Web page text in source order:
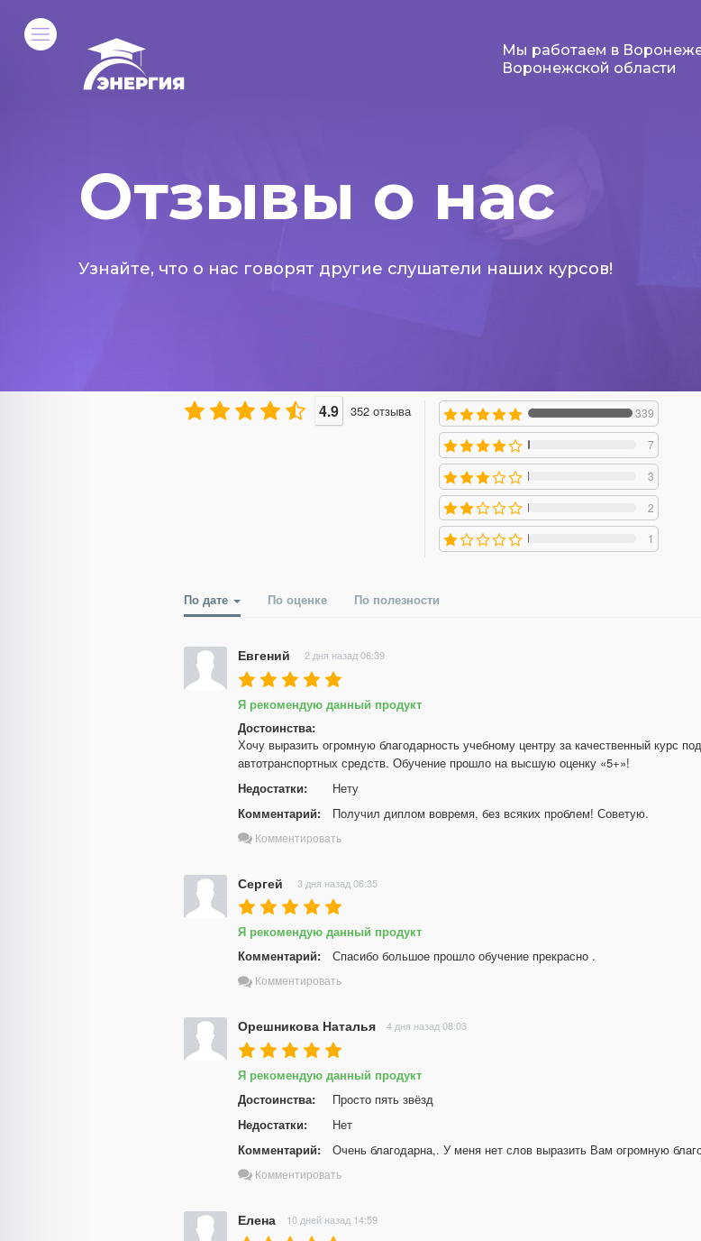
Мы работаем в
Воронежской области
Отзывы о нас
Узнайте, что о нас говорят другие слушатели наших курсов!
4.9 352 отзыва 339
7
3
2
1
По дате По оценке По полезности
Евгений 2 дня назад 06:39
Я рекомендую данный продукт
Достоинства:
Хочу выразить огромную благодарность учебному центру за качественный курс
автотранспортных средств. Обучение прошло на высшую оценку «5+»!
Недостатки:
Нету
Комментарий:
Получил диплом вовремя, без всяких проблем! Советую.
Комментировать
Сергей 3 дня назад 06:35
Я рекомендую данный продукт
Комментарий:
Спасибо большое прошло обучение прекрасно .
Комментировать
Орешникова Наталья 4 дня назад 08:03
Я рекомендую данный продукт
Достоинства:
Просто пять звёзд
Недостатки:
Нет
Комментарий:
Очень благодарна,. У меня нет слов выразить Вам огромную
Комментировать
Елена 10 дней назад 14:59